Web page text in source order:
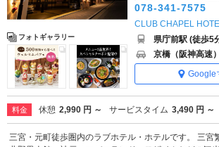
フォトギャラリー
078-341-7575
CLUB CHAPEL
県庁前駅 (徒歩5
京橋（阪神高速
Google
料金 休憩 2,990 円 ～ サービスタイム 3,490 円 ～
三宮・元町徒歩圏内のラブホテル・ホテルです。 三宮